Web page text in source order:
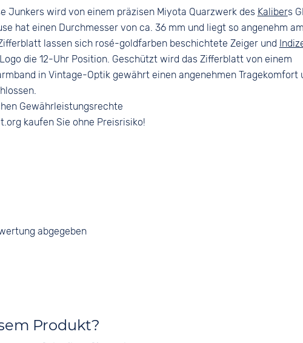
Material
Edelstahl
Farbe
Silber
Glattleder
Bandschließe
Dornschließe
Junkers wird von einem präzisen Miyota Quarzwerk des Kalibers
hat einen Durchmesser von ca. 36 mm und liegt so angenehm am
lassen sich rosé-goldfarben beschichtete Zeiger und
die 12-Uhr Position. Geschützt wird das Zifferblatt von einem
in Vintage-Optik gewährt einen angenehmen Tragekomfort
Gewährleistungsrechte
kaufen Sie ohne Preisrisiko!
abgegeben
Produkt?